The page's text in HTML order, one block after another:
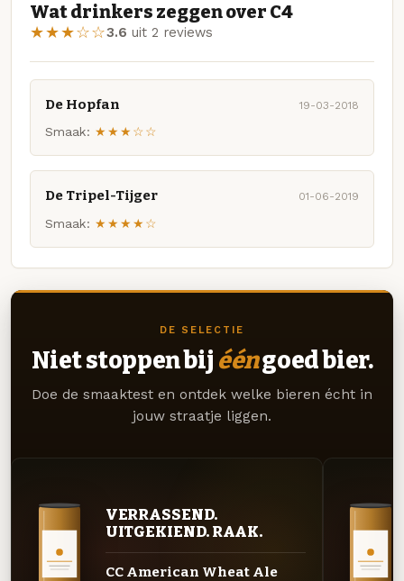
Wat drinkers zeggen over C4
★★★☆☆3.6 uit 2 reviews
De Hopfan 19-03-2018
Smaak: ★★★☆☆
De Tripel-Tijger 01-06-2019
Smaak: ★★★★☆
DE SELECTIE
Niet stoppen bij ééngoed bier.
Doe de smaaktest en ontdek welke bieren écht in
jouw straatje liggen.
VERRASSEND.
UITGEKIEND. RAAK.
CC American Wheat Ale